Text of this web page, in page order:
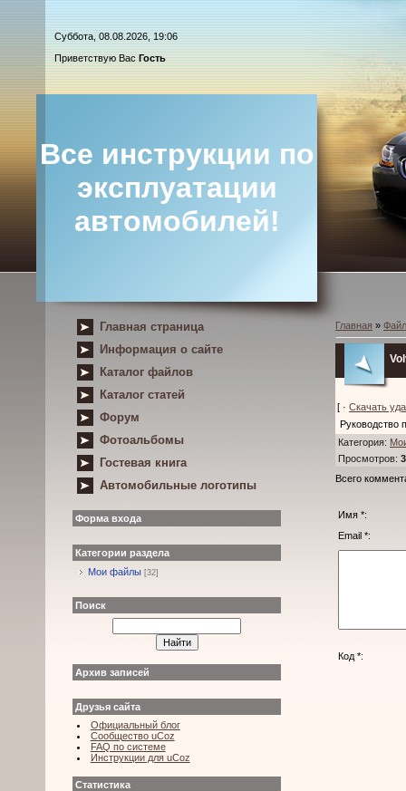
Суббота, 08.08.2026, 19:06
Приветствую Вас Гость
Все инструкции по
эксплуатации
автомобилей!
Главная страница
Информация о сайте
Каталог файлов
Каталог статей
Форум
Фотоальбомы
Гостевая книга
Автомобильные логотипы
Форма входа
Категории раздела
Мои файлы [32]
Поиск
Архив записей
Друзья сайта
Официальный блог
Сообщество uCoz
FAQ по системе
Инструкции для uCoz
Статистика
Главная »
[ · Скачать
Руководство
Категория:
Просмотров:
Всего
Имя *:
Email *:
Код *: